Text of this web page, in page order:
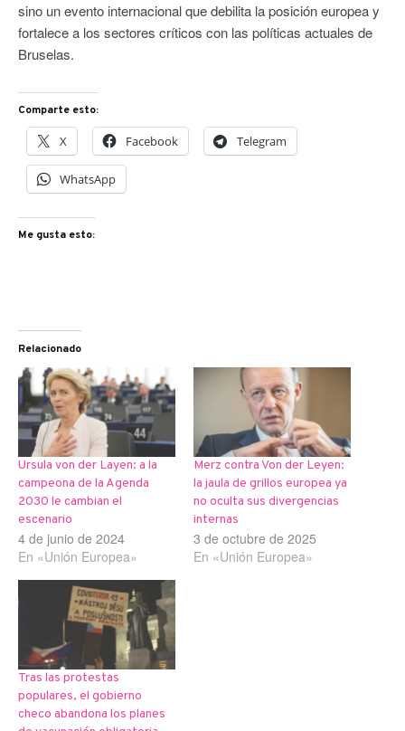
sino un evento internacional que debilita la posición europea y
fortalece a los sectores críticos con las políticas actuales de
Bruselas.
Comparte esto:
X Facebook Telegram
WhatsApp
Me gusta esto:
Relacionado
Ursula von der Layen: a la
campeona de la Agenda
2030 le cambian el
escenario
4 de junio de 2024
En «Unión Europea»
Merz contra Von der Leyen:
la jaula de grillos europea ya
no oculta sus divergencias
internas
3 de octubre de 2025
En «Unión Europea»
Tras las protestas
populares, el gobierno
checo abandona los planes